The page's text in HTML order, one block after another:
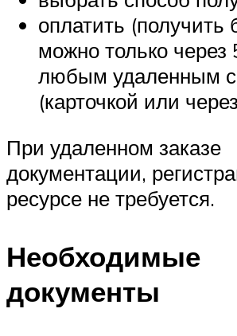
оплатить (получить
можно только через
любым удаленным
(карточкой или
При удаленном заказе
документации,
ресурсе не требуется.
Необходимые
документы